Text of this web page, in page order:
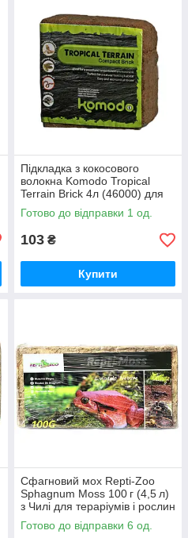
Підкладка з кокосового
волокна Komodo Tropical
Terrain Brick 4л (46000) для
тераріуму
Готово до відправки 1 од.
103 ₴
Купити
Сфагновий мох Repti-Zoo
Sphagnum Moss 100 г (4,5 л)
з Чилі для тераріумів і рослин
Готово до відправки 6 од.